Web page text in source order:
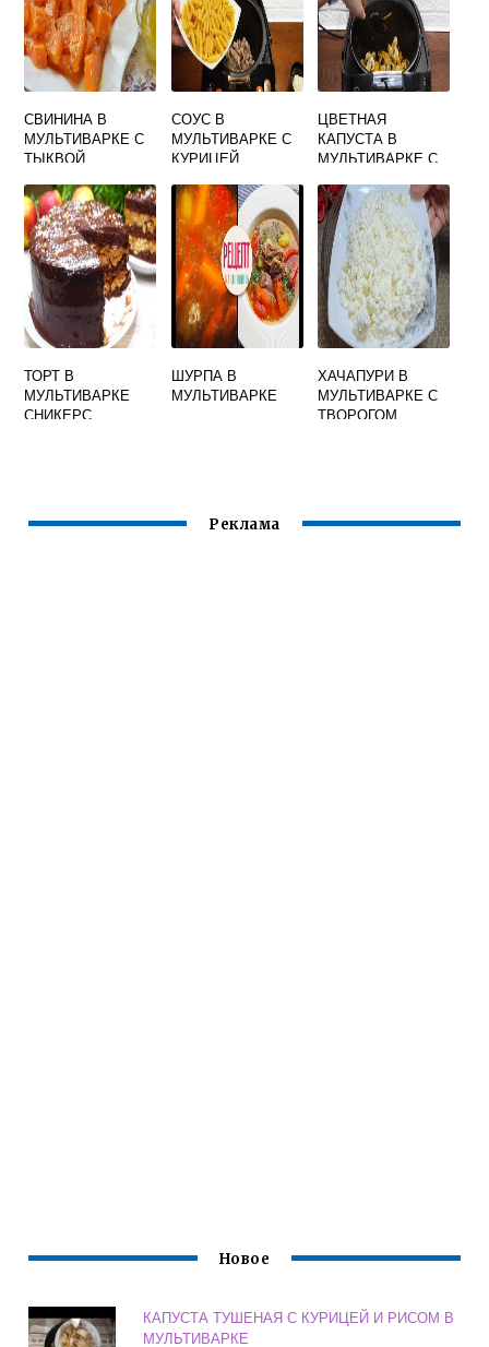
СВИНИНА В
МУЛЬТИВАРКЕ С
ТЫКВОЙ
СОУС В
МУЛЬТИВАРКЕ С
КУРИЦЕЙ
ЦВЕТНАЯ
КАПУСТА В
МУЛЬТИВАРКЕ С
ТОРТ В
МУЛЬТИВАРКЕ
СНИКЕРС
ШУРПА В
МУЛЬТИВАРКЕ
ХАЧАПУРИ В
МУЛЬТИВАРКЕ С
ТВОРОГОМ
Реклама
Новое
КАПУСТА ТУШЕНАЯ С КУРИЦЕЙ И РИСОМ В
МУЛЬТИВАРКЕ